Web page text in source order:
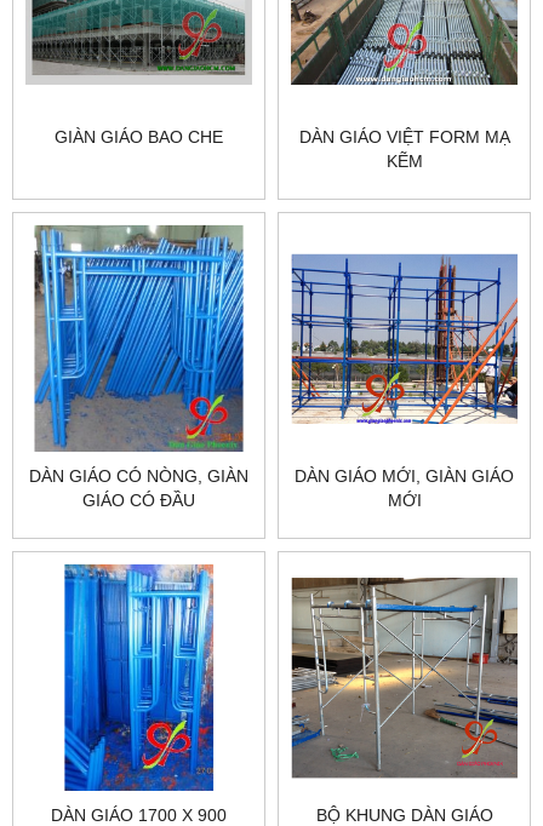
GIÀN GIÁO BAO CHE
DÀN GIÁO VIỆT FORM MẠ
KẼM
DÀN GIÁO CÓ NÒNG, GIÀN
GIÁO CÓ ĐẦU
DÀN GIÁO MỚI, GIÀN GIÁO
MỚI
DÀN GIÁO 1700 X 900 BỘ KHUNG DÀN GIÁO